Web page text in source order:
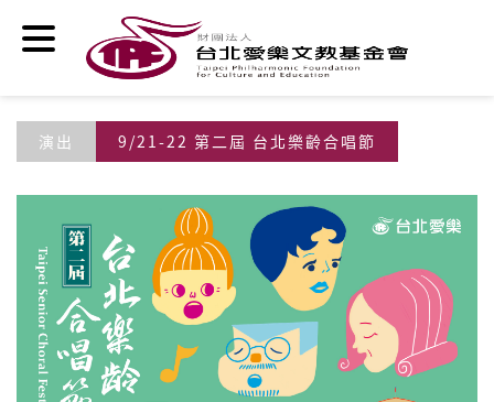
演出 9/21-22 第二屆 台北樂齡合唱節